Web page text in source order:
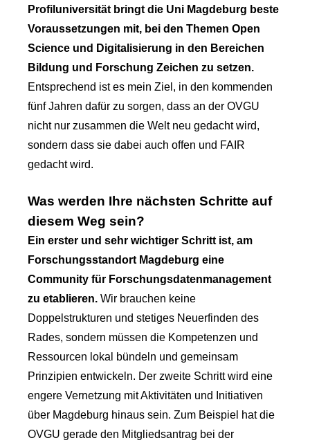
Profiluniversität bringt die Uni Magdeburg beste
Voraussetzungen mit, bei den Themen Open
Science und Digitalisierung in den Bereichen
Bildung und Forschung Zeichen zu setzen.
Entsprechend ist es mein Ziel, in den kommenden
fünf Jahren dafür zu sorgen, dass an der OVGU
nicht nur zusammen die Welt neu gedacht wird,
sondern dass sie dabei auch offen und FAIR
gedacht wird.
Was werden Ihre nächsten Schritte auf
diesem Weg sein?
Ein erster und sehr wichtiger Schritt ist, am
Forschungsstandort Magdeburg eine
Community für Forschungsdatenmanagement
zu etablieren. Wir brauchen keine
Doppelstrukturen und stetiges Neuerfinden des
Rades, sondern müssen die Kompetenzen und
Ressourcen lokal bündeln und gemeinsam
Prinzipien entwickeln. Der zweite Schritt wird eine
engere Vernetzung mit Aktivitäten und Initiativen
über Magdeburg hinaus sein. Zum Beispiel hat die
OVGU gerade den Mitgliedsantrag bei der